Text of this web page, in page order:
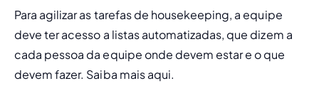
Para agilizar as tarefas de housekeeping, a equipe
deve ter acesso a listas automatizadas, que dizem a
cada pessoa da equipe onde devem estar e o que
devem fazer. Saiba mais aqui.